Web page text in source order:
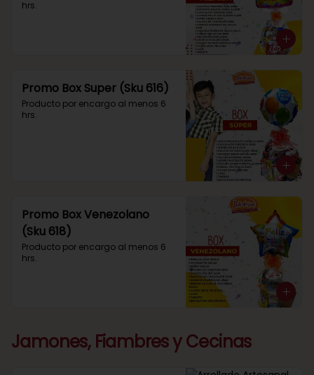
hrs.
Promo Box Super (Sku 616)
Producto por encargo al menos 6
hrs.
Promo Box Venezolano
(Sku 618)
Producto por encargo al menos 6
hrs.
Jamones, Fiambres y Cecinas